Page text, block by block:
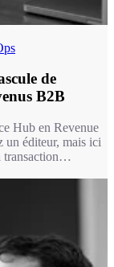
de
B2B
Hub en Revenue
un éditeur, mais ici
« Revenue »
renouvellent,
le premier.